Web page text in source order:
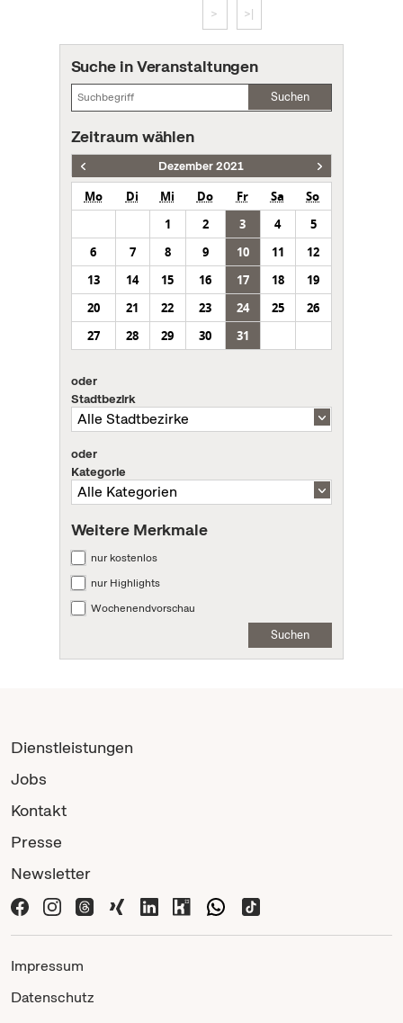
> >|
Suche in Veranstaltungen
Suchen
Zeitraum wählen
Dezember 2021
Mo Di Mi Do Fr Sa
So
1
2 3 4
5
6
7 8 9 10 11
12
13
14 15 16 17 18
19
20
21 22 23 24 25
26
27
28 29 30 31
oder
Stadtbezirk
oder
Kategorie
Weitere Merkmale
nur kostenlos
nur Highlights
Wochenendvorschau
Suchen
Dienstleistungen
Jobs
Kontakt
Presse
Newsletter
Impressum
Datenschutz